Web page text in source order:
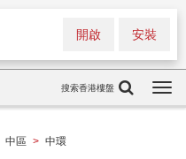
安裝
開啟
搜索香港樓盤
中區 > 中環